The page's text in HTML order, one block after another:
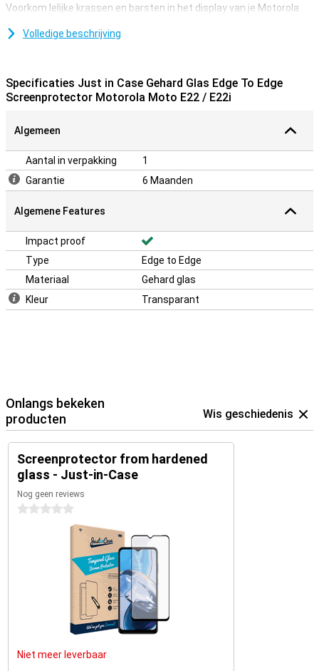
Voorkom lelijke krassen en barsten in het display van je Motorola
zorgt er voor dat het scherm langer mooi blijft. De beschermlaag is
Aflopende randen meepakken
Om je display zo volledig mogelijk af te dekken, biedt een edge-to-
(aflopende) randen van het display mee.
Volledige beschrijving
Specificaties Just in Case Gehard Glas Edge To Edge
Screenprotector Motorola Moto E22 / E22i
Algemeen
Aantal in verpakking
1
Garantie
6 Maanden
Algemene Features
Impact proof
Type
Edge to Edge
Materiaal
Gehard glas
Kleur
Transparant
Onlangs bekeken
producten
Wis geschiedenis
Screenprotector from hardened
glass - Just-in-Case
Nog geen reviews
0 sterren
Niet meer leverbaar